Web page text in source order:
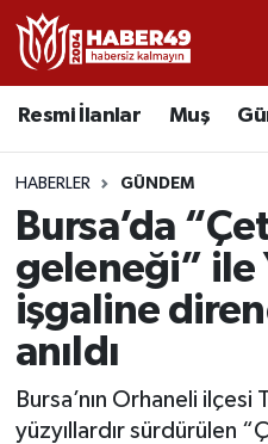
Resmi İlanlar Muş
HABERLER GÜNDEM
Bursa’da
geleneği” ile
işgaline
anıldı
Bursa’nın Orhaneli ilçesi
yüzyıllardır sürdürülen
Resmi İlanlar
Asayiş
Bölge
Eğitim
Ekonomi
Sağlık
Uşak Nöbetçi
Uşak Hava Durumu
Uşak Namaz Vakitleri
Uşak Trafik Yoğunluk
TFF 2.Lig Kırmızı
Tüm Manşetler